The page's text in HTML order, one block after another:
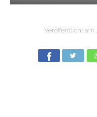
Veröffentlicht am